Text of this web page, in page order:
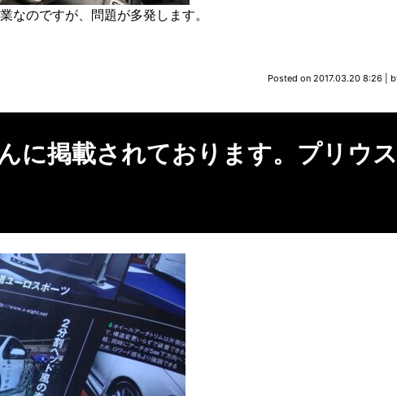
なのですが、問題が多発します。
Posted on 2017.03.20 8:26|
に掲載されております。プリウ